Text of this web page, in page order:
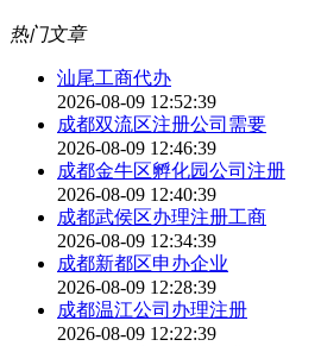
热门文章
汕尾工商代办
2026-08-09 12:52:39
成都双流区注册公司需要
2026-08-09 12:46:39
成都金牛区孵化园公司注册
2026-08-09 12:40:39
成都武侯区办理注册工商
2026-08-09 12:34:39
成都新都区申办企业
2026-08-09 12:28:39
成都温江公司办理注册
2026-08-09 12:22:39